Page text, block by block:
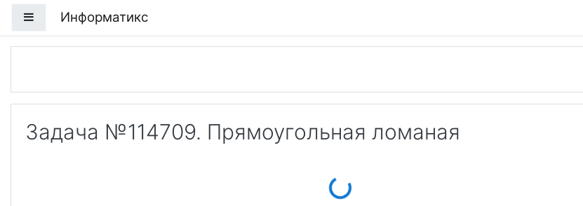
Боковая панель
Информатикс
Задача №114709. Прямоугольная ломаная
Loading...